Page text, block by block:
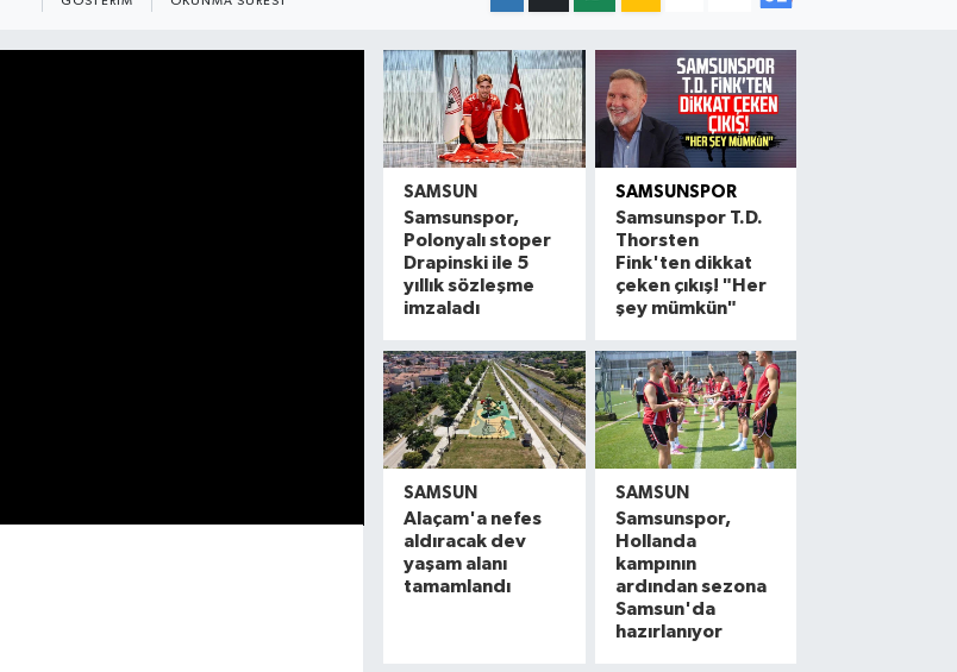
SAMSUN
Samsunspor,
Polonyalı stoper
Drapinski ile 5
yıllık sözleşme
imzaladı
SAMSUNSPOR
Samsunspor T.D.
Thorsten
Fink'ten dikkat
çeken çıkış! "Her
şey mümkün"
SAMSUN
Alaçam'a nefes
aldıracak dev
yaşam alanı
tamamlandı
SAMSUN
Samsunspor,
Hollanda
kampının
ardından sezona
Samsun'da
hazırlanıyor